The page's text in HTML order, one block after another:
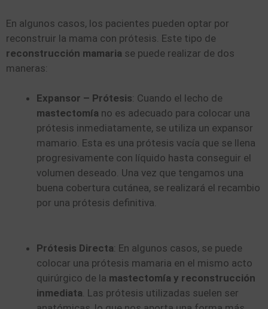
En algunos casos, los pacientes pueden optar por
reconstruir la mama con prótesis. Este tipo de
reconstrucción mamaria se puede realizar de dos
maneras:
Expansor – Prótesis: Cuando el lecho de
mastectomía no es adecuado para colocar una
prótesis inmediatamente, se utiliza un expansor
mamario. Esta es una prótesis vacía que se llena
progresivamente con líquido hasta conseguir el
volumen deseado. Una vez que tengamos una
buena cobertura cutánea, se realizará el recambio
por una prótesis definitiva.
Prótesis Directa: En algunos casos, se puede
colocar una prótesis mamaria en el mismo acto
quirúrgico de la mastectomía y reconstrucción
inmediata . Las prótesis utilizadas suelen ser